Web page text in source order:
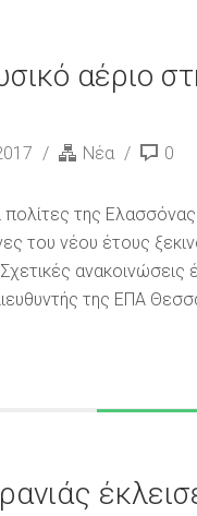
αέριο
Νέα 0
της
του νέου έτους
ανακοινώσεις
της ΕΠΑ